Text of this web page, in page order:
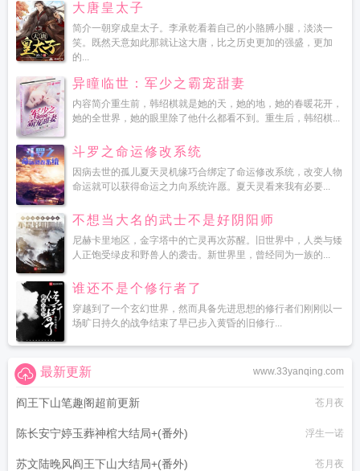
大唐皇太子
简介一朝穿成皇太子。李承乾看着自己的小胳膊小腿，淡淡一
笑。既然天意如此那就让这大唐，比之历史更加的强盛，更加
的...
异瞳临世：军少之霸宠甜妻
内容简介重生前，韩绍棋就是她的天，她的地，她的春暖花开，
她的全世界，她的眼里除了他什么都看不到。重生后，韩绍棋...
斗罗之命运修改系统
因病去世的孤儿夏天灵机缘巧合绑定了命运修改系统，改变人物
命运就可以获得命运之力向系统许愿。夏天灵看来我有必要...
不想当大名的武士不是好阴阳师
尼赫卡里地区，金字塔中的亡灵再次苏醒。旧世界中，人类与矮
人正饱受绿皮和野兽人的袭击。新世界里，曾经同为一族的...
谁还不是个修行者了
穿越到了一个玄幻世界，然而具备先进思想的修行者们刚刚以一
场旷日持久的战争结束了早已步入黄昏的旧修行...
www.33yanqing.com
最新更新
阎王下山笔趣阁超前更新 苍月夜
陈长安宁婷玉葬神棺大结局+(番外) 浮生一诺
苏文陆晚风阎王下山大结局+(番外) 苍月夜